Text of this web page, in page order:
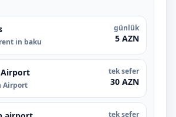
in baku
günlük
5 AZN
Airport
tek sefer
30 AZN
tek sefer